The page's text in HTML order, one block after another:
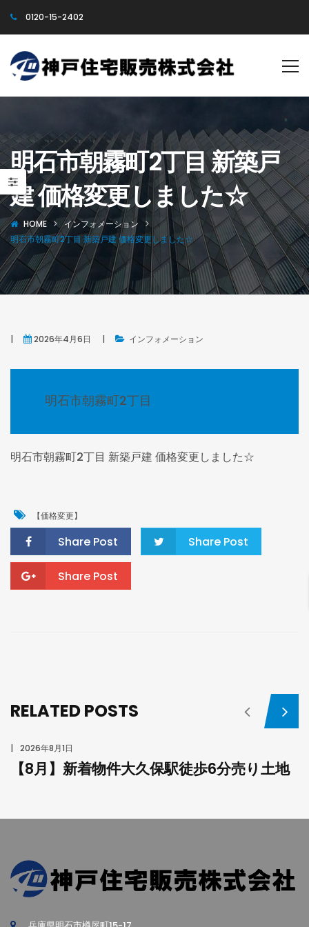
0120-15-2402
明石市朝霧町2丁目 新築戸
建 価格変更しました☆
HOME
インフォメーション
明石市朝霧町2丁目 新築戸建 価格変更しました☆
2026年4月6日 インフォメーション
明石市朝霧町2丁目
明石市朝霧町2丁目 新築戸建 価格変更しました☆
【価格変更】
Share Post Share Post
Share Post
RELATED POSTS
2026年8月1日
【8月】新着物件大久保駅徒歩6分売り土地
大久保町大久保町
NEW